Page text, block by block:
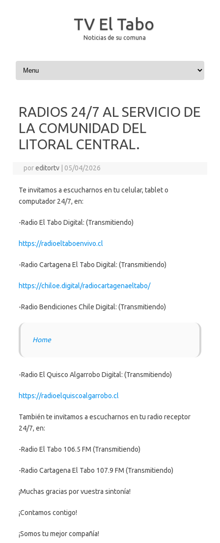
TV El Tabo
Noticias de su comuna
Saltar al contenido
RADIOS 24/7 AL SERVICIO DE
LA COMUNIDAD DEL
LITORAL CENTRAL.
poreditortv 05/04/2026
Te invitamos a escucharnos en tu celular, tablet o
computador 24/7, en:
-Radio El Tabo Digital: (Transmitiendo)
https://radioeltaboenvivo.cl
-Radio Cartagena El Tabo Digital: (Transmitiendo)
https://chiloe.digital/radiocartagenaeltabo/
-Radio Bendiciones Chile Digital: (Transmitiendo)
Home
-Radio El Quisco Algarrobo Digital: (Transmitiendo)
https://radioelquiscoalgarrobo.cl
También te invitamos a escucharnos en tu radio receptor
24/7, en:
-Radio El Tabo 106.5 FM (Transmitiendo)
-Radio Cartagena El Tabo 107.9 FM (Transmitiendo)
¡Muchas gracias por vuestra sintonía!
¡Contamos contigo!
¡Somos tu mejor compañía!